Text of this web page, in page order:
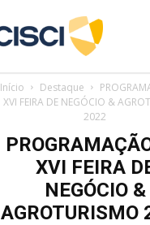
Início Destaque
XVI FEIRA DE NEGÓCIO &
2022
XVI FEIRA
NEGÓCIO &
AGROTURISMO